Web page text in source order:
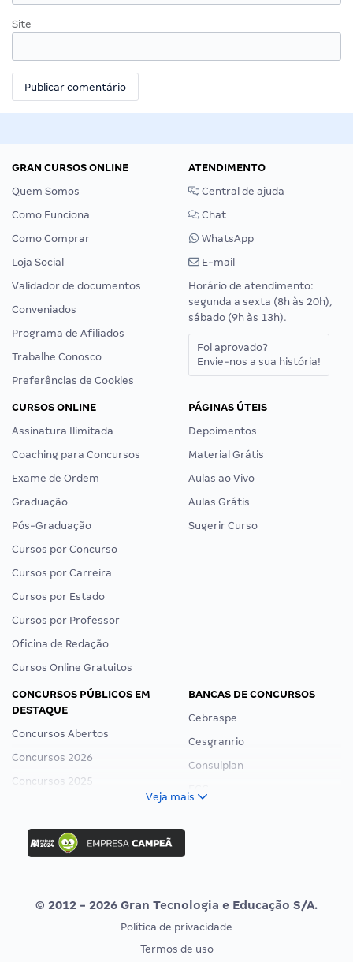
Site
GRAN CURSOS ONLINE
Quem Somos
Como Funciona
Como Comprar
Loja Social
Validador de documentos
Conveniados
Programa de Afiliados
Trabalhe Conosco
Preferências de Cookies
ATENDIMENTO
Central de ajuda
Chat
WhatsApp
E-mail
Horário de atendimento:
segunda a sexta (8h às 20h),
sábado (9h às 13h).
Foi aprovado?
Envie-nos a sua história!
CURSOS ONLINE
Assinatura Ilimitada
Coaching para Concursos
Exame de Ordem
Graduação
Pós-Graduação
Cursos por Concurso
Cursos por Carreira
Cursos por Estado
Cursos por Professor
Oficina de Redação
Cursos Online Gratuitos
PÁGINAS ÚTEIS
Depoimentos
Material Grátis
Aulas ao Vivo
Aulas Grátis
Sugerir Curso
CONCURSOS PÚBLICOS EM
DESTAQUE
Concursos Abertos
Concursos 2026
Concursos 2025
Concurso Ibama
Concurso MPU
Editais publicados
BANCAS DE CONCURSOS
Cebraspe
Cesgranrio
Consulplan
Vunesp
CONCURSOS POR PROFISSÃO
EXAME DE ORDEM
Veja mais
© 2012 - 2026 Gran Tecnologia e Educação S/A.
Política de privacidade
Termos de uso